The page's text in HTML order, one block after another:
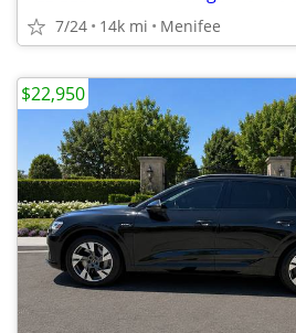
7/24 14k mi Menifee
$22,950